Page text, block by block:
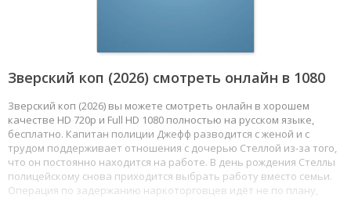
Зверский коп (2026) смотреть онлайн в 1080
Зверский коп (2026) вы можете смотреть онлайн в хорошем
качестве HD 720p и Full HD 1080 полностью на русском языке,
бесплатно. Капитан полиции Джефф разводится с женой и с
трудом поддерживает отношения с дочерью Стеллой из-за того,
что он постоянно находится на работе. В день рождения Стеллы
полицейскому снова приходится выбрать работу вместо семьи.
Операция по задержанию наркоторговцев идёт не по плану,